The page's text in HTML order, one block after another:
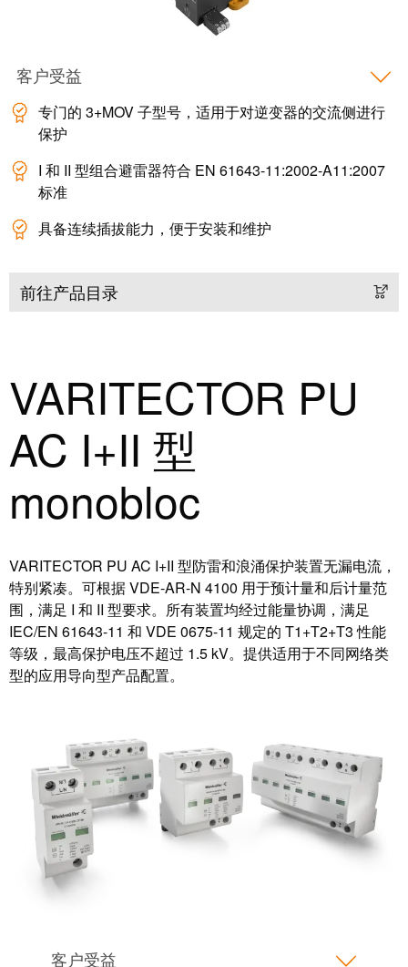
整
和
装
接
线
制
电
缆
件
软件
下一代
数字化
工程软
件设计
——直
观、简
创
新
产
品
为您
货，
疫
产
误
客户受益
专门的 3+MOV 子型号，适用于对逆变器的交流侧进行
保护
I 和 II 型组合避雷器符合 EN 61643-11:2002-A11:2007
标准
具备连续插拔能力，便于安装和维护
前往产品目录
VARITECTOR PU
AC I+II 型
monobloc
VARITECTOR PU AC I+II 型防雷和浪涌保护装置无漏电流，
特别紧凑。可根据 VDE-AR-N 4100 用于预计量和后计量范
围，满足 I 和 II 型要求。所有装置均经过能量协调，满足
IEC/EN 61643-11 和 VDE 0675-11 规定的 T1+T2+T3 性能
等级，最高保护电压不超过 1.5 kV。提供适用于不同网络类
型的应用导向型产品配置。
客户受益